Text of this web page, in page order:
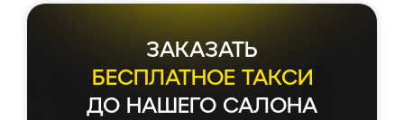
ЗАКАЗАТЬ
БЕСПЛАТНОЕ ТАКСИ
ДО НАШЕГО САЛОНА